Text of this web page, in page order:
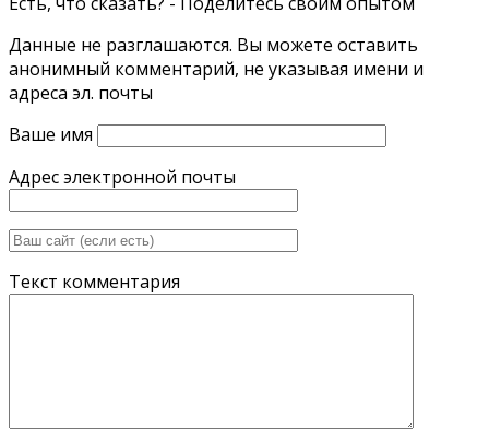
Данные не разглашаются. Вы можете оставить
анонимный комментарий, не указывая имени и
адреса эл. почты
Ваше имя
Адрес электронной почты
Текст комментария